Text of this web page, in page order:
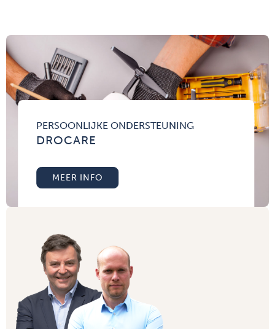
PERSOONLIJKE ONDERSTEUNING
DROCARE
MEER INFO